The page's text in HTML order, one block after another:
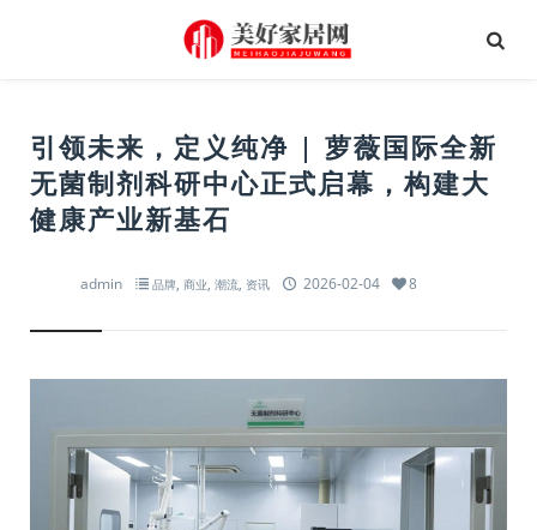
引领未来，定义纯净 | 萝薇国际全新
无菌制剂科研中心正式启幕，构建大
健康产业新基石
admin 品牌, 商业, 潮流, 资讯 2026-02-04 8